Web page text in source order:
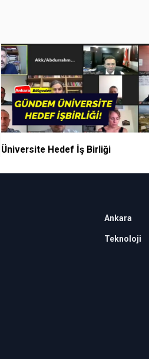
Üniversite Hedef İş Birliği
Ankara
Teknoloji